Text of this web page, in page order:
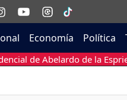
Economía Política
de Abelardo de la